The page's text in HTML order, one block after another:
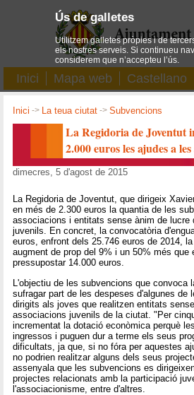
Inici Mapa web Castellano
Inici -> La teua ciutat ->Subvencions
La Regidoria de Joventut
2.000 euros les ajudes a
dimecres, 5 d'agost de 2015
La Regidoria de Joventut, que dirigeix
en més de 2.300 euros la quantia de les
associacions i entitats sense ànim de lucre
juvenils. En concret, la convocatòria
euros, enfront dels 25.746 euros de 2014,
augment de prop del 9% i un 50% més que
pressupostar 14.000 euros.
L'objectiu de les subvencions que convoca
sufragar part de les despeses d'algunes de
dirigits als joves que realitzen entitats
associacions juvenils de la ciutat. "Per
incrementat la dotació econòmica perquè
ingressos i puguen dur a terme els seus
dificultats, ja que, si no fóra per aquestes
no podrien realitzar alguns dels seus
assenyala que les subvencions es
projectes relacionats amb la participació
l'associacionisme, entre d'altres.
Ús de galletes
Utilitzem galletes pròpies i de
els nostres serveis. Si continueu
considerem que n’accepteu l’ús.